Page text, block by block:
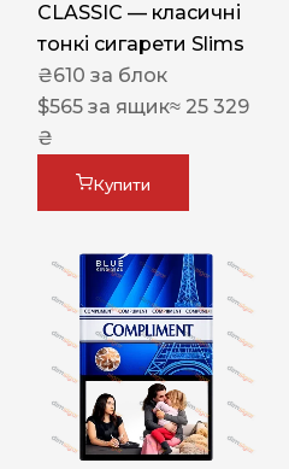
CLASSIC — класичні
тонкі сигарети Slims
₴610 за блок
$565 за ящик≈ 25 329
₴
Купити